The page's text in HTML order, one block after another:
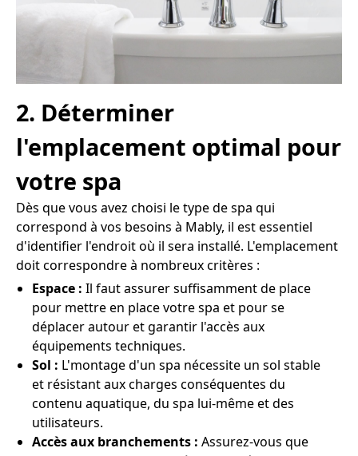
2. Déterminer
l'emplacement optimal pour
votre spa
Dès que vous avez choisi le type de spa qui
correspond à vos besoins à Mably, il est essentiel
d'identifier l'endroit où il sera installé. L'emplacement
doit correspondre à nombreux critères :
Espace : Il faut assurer suffisamment de place
pour mettre en place votre spa et pour se
déplacer autour et garantir l'accès aux
équipements techniques.
Sol : L'montage d'un spa nécessite un sol stable
et résistant aux charges conséquentes du
contenu aquatique, du spa lui-même et des
utilisateurs.
Accès aux branchements : Assurez-vous que